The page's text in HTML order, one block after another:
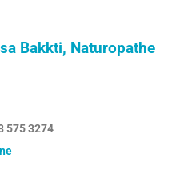
Bakkti, Naturopathe
575 3274